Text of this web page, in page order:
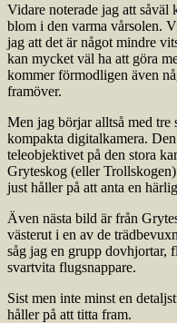
Vidare noterade jag att såväl
blom i den varma vårsolen.
jag att det är något mindre
kan mycket väl ha att göra
kommer förmodligen även
framöver.
Men jag börjar alltså med tre
kompakta digitalkamera.
teleobjektivet på den stora
Gryteskog (eller
just håller på att anta en
Även nästa bild är från
västerut i en av de
såg jag en grupp dovhjortar,
svartvita flugsnappare.
Sist men inte minst en
håller på att titta fram.